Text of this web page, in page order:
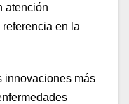
atención
en la
innovaciones más